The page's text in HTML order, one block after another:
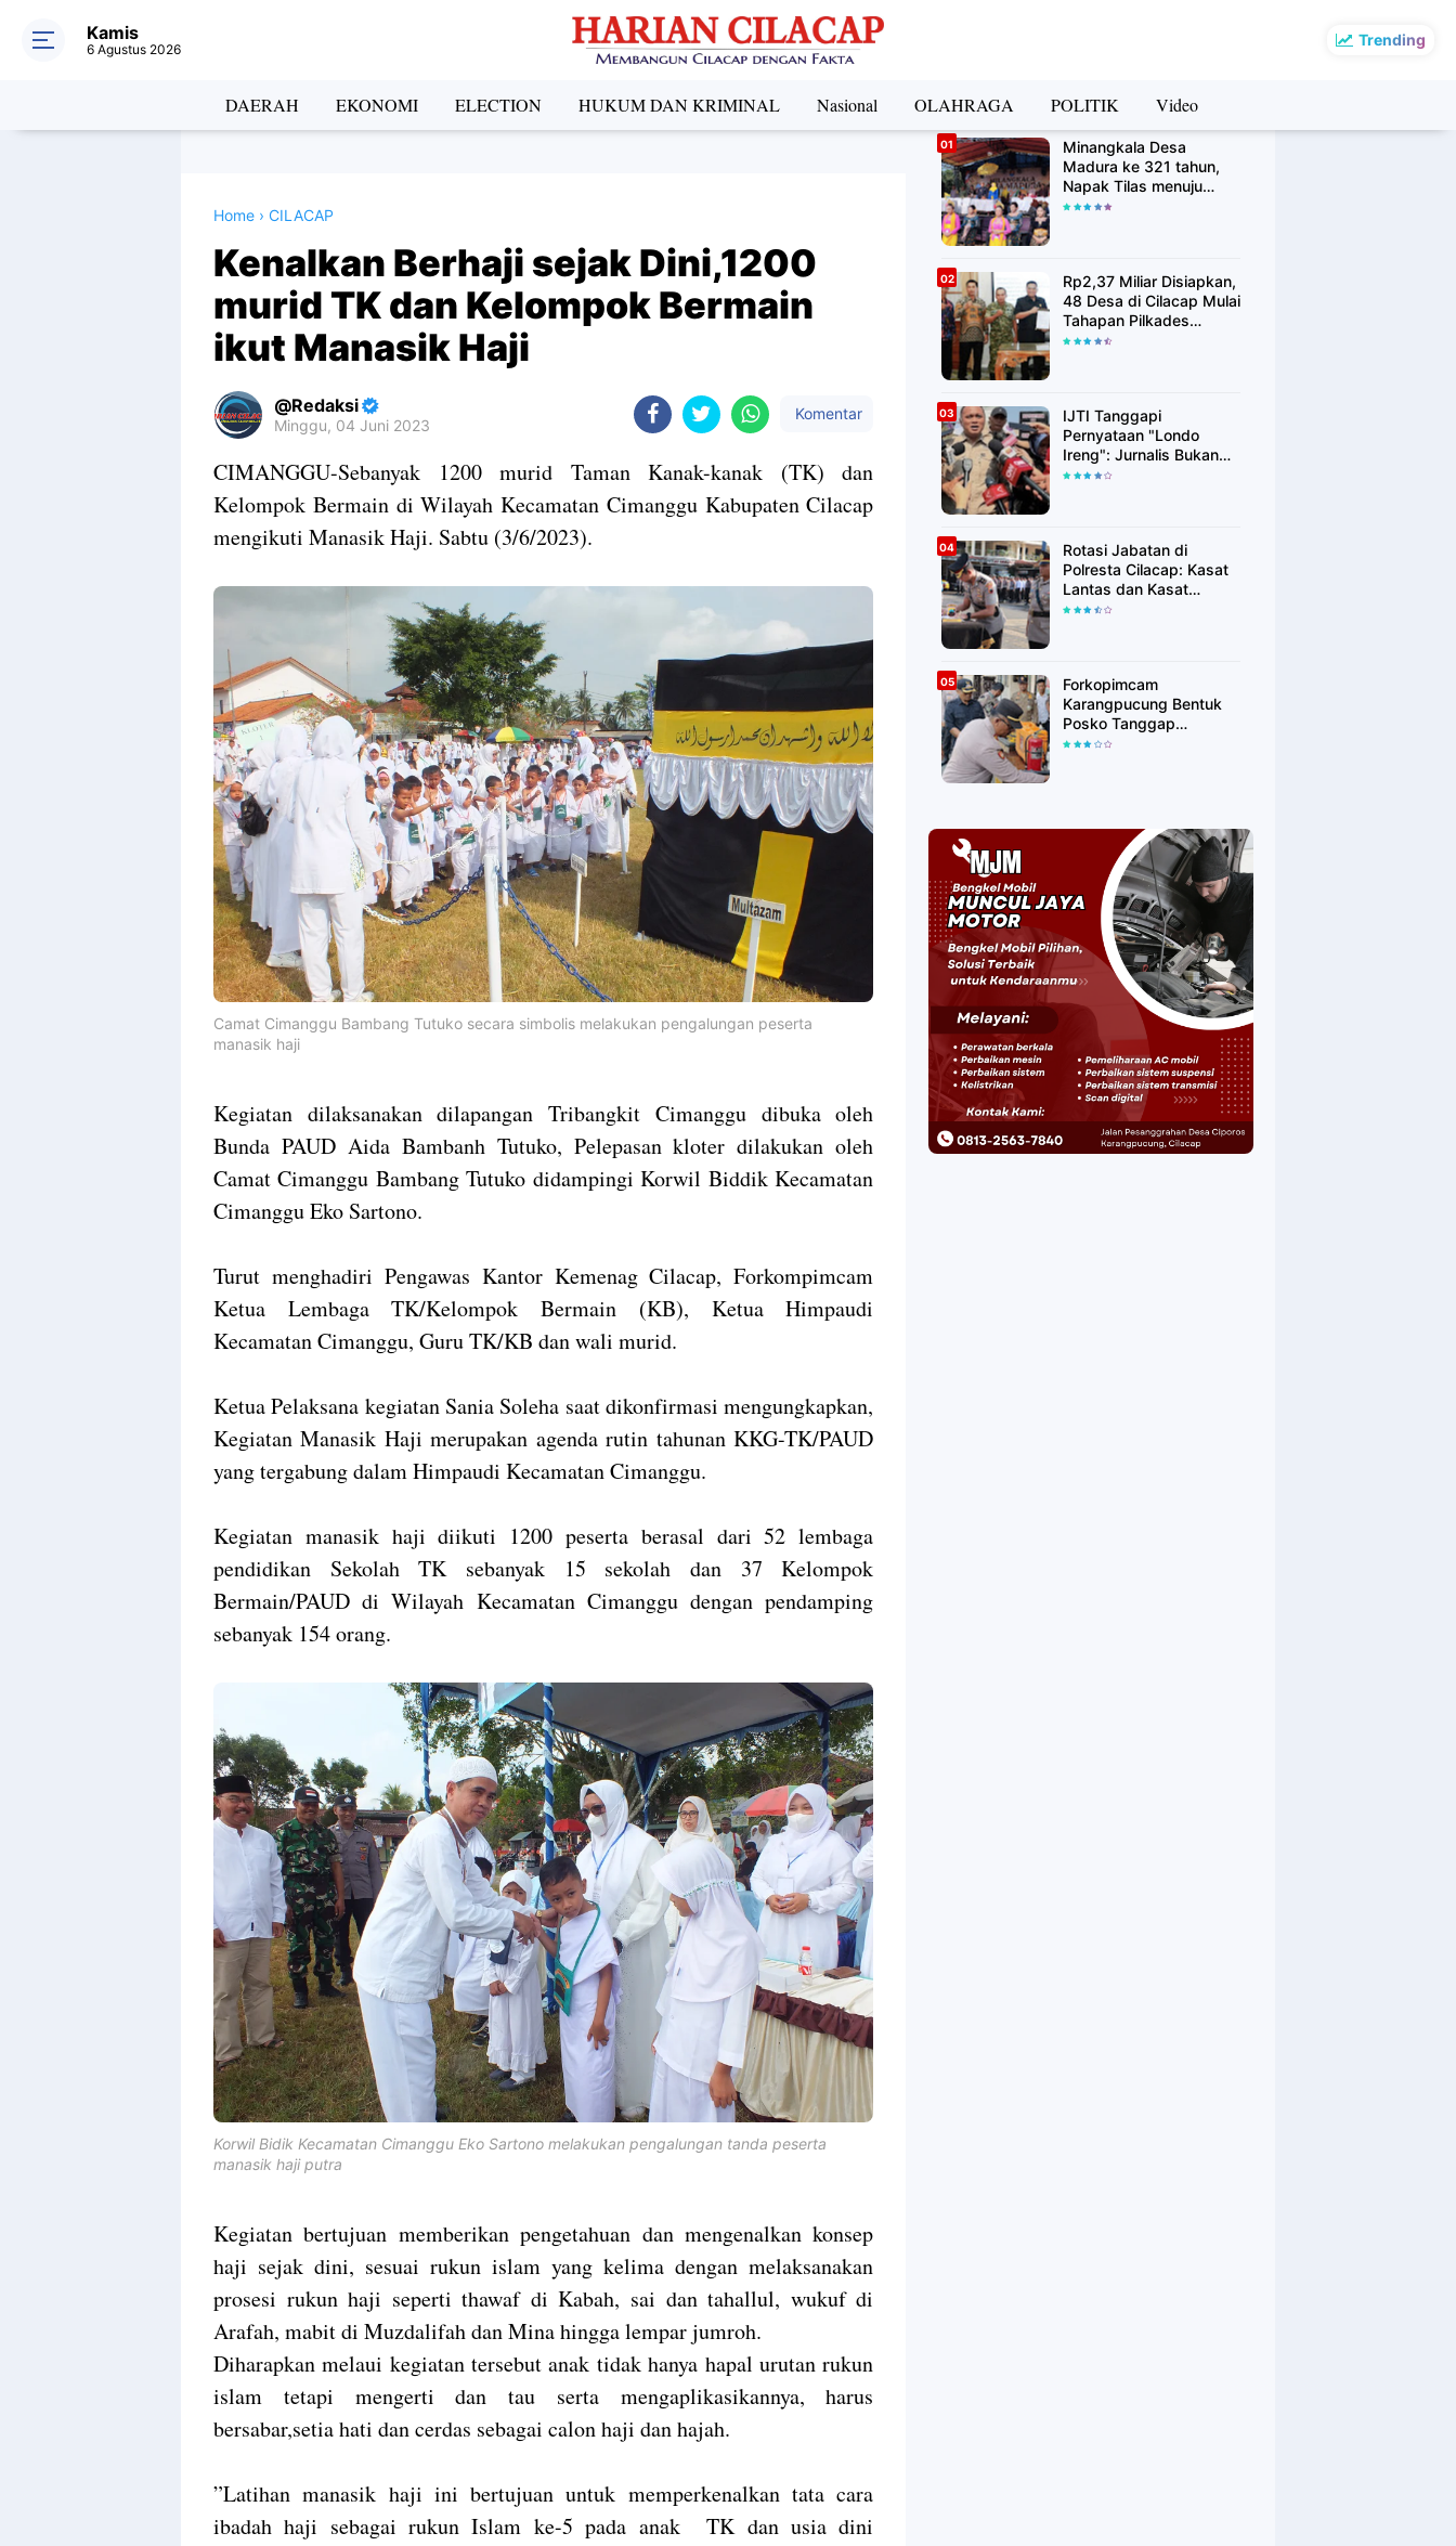
Trending
Kamis
6 Agustus 2026
DAERAH EKONOMI ELECTION HUKUM DAN KRIMINAL Nasional OLAHRAGA POLITIK Video
Home › CILACAP
Kenalkan Berhaji sejak Dini,1200
murid TK dan Kelompok Bermain
ikut Manasik Haji
Redaksi
Minggu, 04 Juni 2023
Komentar
Premium
Raushan
Design
Templates
CIMANGGU-Sebanyak 1200 murid Taman Kanak-kanak (TK) dan
Kelompok Bermain di Wilayah Kecamatan Cimanggu Kabupaten Cilacap
mengikuti Manasik Haji. Sabtu (3/6/2023).
Camat Cimanggu Bambang Tutuko secara simbolis melakukan pengalungan peserta
manasik haji
Kegiatan dilaksanakan dilapangan Tribangkit Cimanggu dibuka oleh
Bunda PAUD Aida Bambanh Tutuko, Pelepasan kloter dilakukan oleh
Camat Cimanggu Bambang Tutuko didampingi Korwil Biddik Kecamatan
Cimanggu Eko Sartono.
Turut menghadiri Pengawas Kantor Kemenag Cilacap, Forkompimcam
Ketua Lembaga TK/Kelompok Bermain (KB), Ketua Himpaudi
Kecamatan Cimanggu, Guru TK/KB dan wali murid.
Ketua Pelaksana kegiatan Sania Soleha saat dikonfirmasi mengungkapkan,
Kegiatan Manasik Haji merupakan agenda rutin tahunan KKG-TK/PAUD
yang tergabung dalam Himpaudi Kecamatan Cimanggu.
Kegiatan manasik haji diikuti 1200 peserta berasal dari 52 lembaga
pendidikan Sekolah TK sebanyak 15 sekolah dan 37 Kelompok
Bermain/PAUD di Wilayah Kecamatan Cimanggu dengan pendamping
sebanyak 154 orang.
Korwil Bidik Kecamatan Cimanggu Eko Sartono melakukan pengalungan tanda peserta
manasik haji putra
Kegiatan bertujuan memberikan pengetahuan dan mengenalkan konsep
haji sejak dini, sesuai rukun islam yang kelima dengan melaksanakan
prosesi rukun haji seperti thawaf di Kabah, sai dan tahallul, wukuf di
Arafah, mabit di Muzdalifah dan Mina hingga lempar jumroh.
Diharapkan melaui kegiatan tersebut anak tidak hanya hapal urutan rukun
islam tetapi mengerti dan tau serta mengaplikasikannya, harus
bersabar,setia hati dan cerdas sebagai calon haji dan hajah.
”Latihan manasik haji ini bertujuan untuk memperkenalkan tata cara
ibadah haji sebagai rukun Islam ke-5 pada anak TK dan usia dini
Arsip Berita
Minangkala Desa
Madura ke 321 tahun,
Napak Tilas menuju
Kebangkitan
Rp2,37 Miliar Disiapkan,
48 Desa di Cilacap Mulai
Tahapan Pilkades
Serentak Agustus 2026
IJTI Tanggapi
Pernyataan "Londo
Ireng": Jurnalis Bukan
Kaki Tangan Asing, Pers
Rotasi Jabatan di
Polresta Cilacap: Kasat
Lantas dan Kasat
Binmas Resmi Berganti
Forkopimcam
Karangpucung Bentuk
Posko Tanggap
Bencana, Antisipasi